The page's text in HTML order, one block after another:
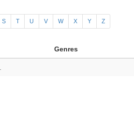
S T U V W X Y Z
Genres